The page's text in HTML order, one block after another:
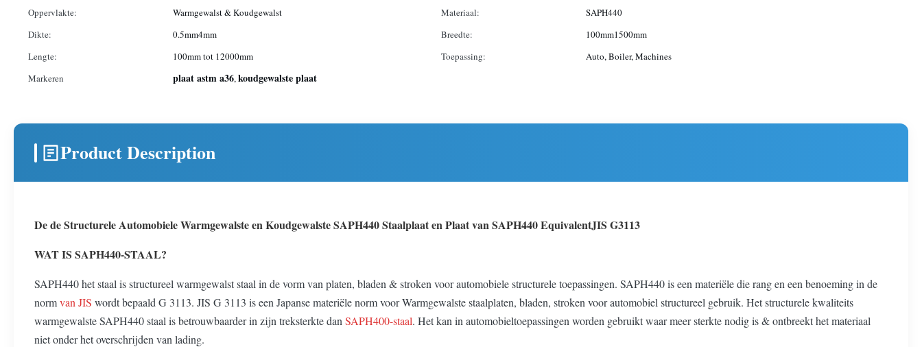
Oppervlakte: Warmgewalst & Koudgewalst Materiaal:
SAPH440
Dikte:
0.5mm4mm Breedte:
100mm1500mm
Lengte:
100mm tot 12000mm Toepassing:
Auto, Boiler, Machines
Markeren
plaat astm a36,koudgewalste plaat
Product Description
De de Structurele Automobiele Warmgewalste en Koudgewalste SAPH440 Staalplaat en Plaat van SAPH440 EquivalentJIS G3113
WAT IS SAPH440-STAAL?
SAPH440 het staal is structureel warmgewalst staal in de vorm van platen, bladen & stroken voor automobiele structurele toepassingen. SAPH440 is een materiële die rang en een benoeming in de
normvan JIS wordt bepaald G 3113. JIS G 3113 is een Japanse materiële norm voor Warmgewalste staalplaten, bladen, stroken voor automobiel structureel gebruik. Het structurele kwaliteits
warmgewalste SAPH440 staal is betrouwbaarder in zijn treksterkte dan SAPH400-staal. Het kan in automobieltoepassingen worden gebruikt waar meer sterkte nodig is & ontbreekt het materiaal
niet onder het overschrijden van lading.